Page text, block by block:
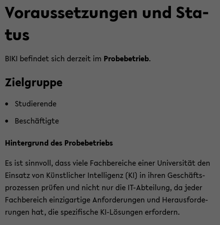
Vor­aus­set­zun­gen und Sta­
tus
BIKI be­fin­det sich der­zeit im Pro­be­be­trieb.
Ziel­grup­pe
Stu­die­ren­de
Be­schäf­tig­te
Hin­ter­grund des Pro­be­be­triebs
Es ist sinn­voll, dass viele Fach­be­rei­che einer Uni­ver­si­tät den
Ein­satz von Künst­li­cher In­tel­li­genz (KI) in ihren Ge­schäfts­
pro­zes­sen prü­fen und nicht nur die IT-​Abteilung, da jeder
Fach­be­reich ein­zig­ar­ti­ge An­for­de­run­gen und Her­aus­for­de­
run­gen hat, die spe­zi­fi­sche KI-​Lösungen er­for­dern.